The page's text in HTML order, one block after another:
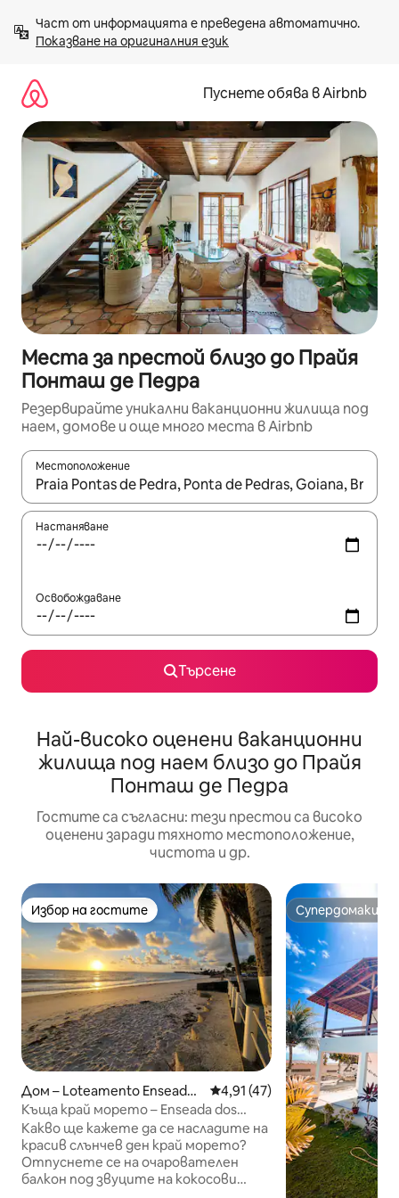
към
съдържанието
Показване на оригиналния език
Пуснете обява в Airbnb
Места за престой близо до Прайя
Понташ де Педра
Резервирайте уникални ваканционни жилища под
наем, домове и още много места в Airbnb
Местоположение
Когато резултатите се покажат, използвайте
Настаняване
Освобождаване
Търсене
Най-високо оценени ваканционни
жилища под наем близо до Прайя
Понташ де Педра
Гостите са съгласни: тези престои са високо
оценени заради тяхното местоположение,
чистота и др.
Избор на гостите
Избор на гостите
Дом – Loteamento Enseada
dos Golfinhos
Средна оценка: 4,91 от 5,
4,91 (47)
Къща край морето – Enseada dos
Golfinhos
Какво ще кажете да се насладите на
красив слънчев ден край морето?
Отпуснете се на очарователен
балкон под звуците на кокосови
Супердомакин
Супердомакин